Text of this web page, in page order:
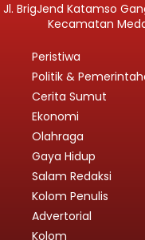
Jl. BrigJend Katamso
Kecamatan
Peristiwa
Politik &
Cerita Sumut
Ekonomi
Olahraga
Gaya Hidup
Salam Redaksi
Kolom Penulis
Advertorial
Kolom